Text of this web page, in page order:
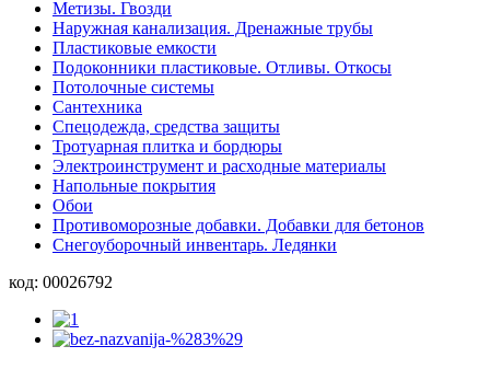
Метизы. Гвозди
Наружная канализация. Дренажные трубы
Пластиковые емкости
Подоконники пластиковые. Отливы. Откосы
Потолочные системы
Сантехника
Спецодежда, средства защиты
Тротуарная плитка и бордюры
Электроинструмент и расходные материалы
Напольные покрытия
Обои
Противоморозные добавки. Добавки для бетонов
Снегоуборочный инвентарь. Ледянки
код: 00026792